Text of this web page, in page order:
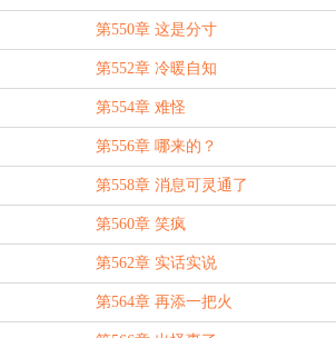
第550章 这是分寸
第552章 冷暖自知
第554章 难怪
第556章 哪来的？
第558章 消息可灵通了
第560章 笑疯
第562章 实话实说
第564章 再添一把火